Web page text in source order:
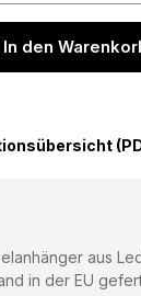
In den
aus
in der EU